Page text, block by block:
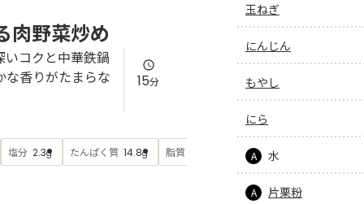
肉野菜炒め
いコクと中華鉄鍋
な香りがたまらな
15分
塩分 2.3g たんぱく質 14.8g 脂質 もっと見る
玉ねぎ
にんじん
もやし
にら
A 水
A 片栗粉